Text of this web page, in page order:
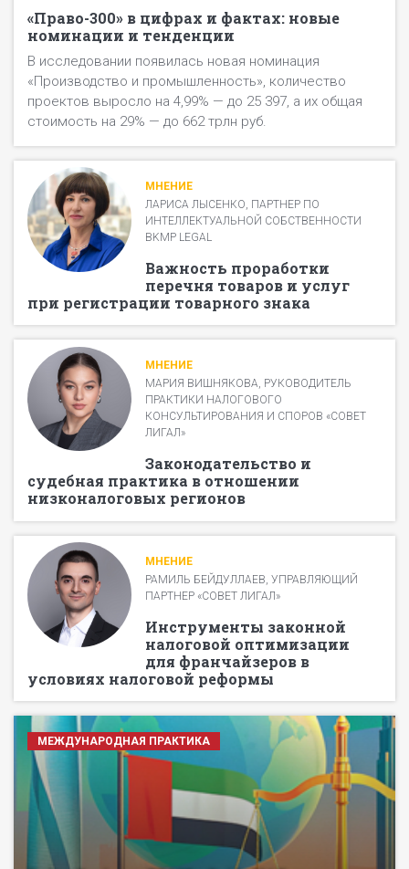
«Право-300» в цифрах и фактах: новые
номинации и тенденции
В исследовании появилась новая номинация
«Производство и промышленность», количество
проектов выросло на 4,99% — до 25 397, а их общая
стоимость на 29% — до 662 трлн руб.
МНЕНИЕ
ЛАРИСА ЛЫСЕНКО, ПАРТНЕР ПО
ИНТЕЛЛЕКТУАЛЬНОЙ СОБСТВЕННОСТИ
BKMP LEGAL
Важность проработки
перечня товаров и услуг
при регистрации товарного знака
МНЕНИЕ
МАРИЯ ВИШНЯКОВА, РУКОВОДИТЕЛЬ
ПРАКТИКИ НАЛОГОВОГО
КОНСУЛЬТИРОВАНИЯ И СПОРОВ «СОВЕТ
ЛИГАЛ»
Законодательство и
судебная практика в отношении
низконалоговых регионов
МНЕНИЕ
РАМИЛЬ БЕЙДУЛЛАЕВ, УПРАВЛЯЮЩИЙ
ПАРТНЕР «СОВЕТ ЛИГАЛ»
Инструменты законной
налоговой оптимизации
для франчайзеров в
условиях налоговой реформы
МЕЖДУНАРОДНАЯ ПРАКТИКА